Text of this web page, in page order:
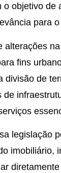
o objetivo
para
alterações na
fins
divisão de
legislação
imobiliário,